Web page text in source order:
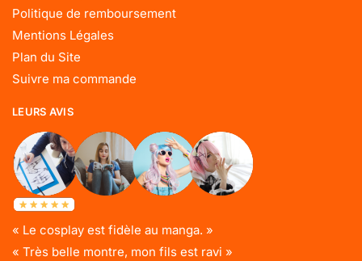
Politique de remboursement
Mentions Légales
Plan du Site
Suivre ma commande
LEURS AVIS
« Le cosplay est fidèle au manga. »
« Très belle montre, mon fils est ravi »